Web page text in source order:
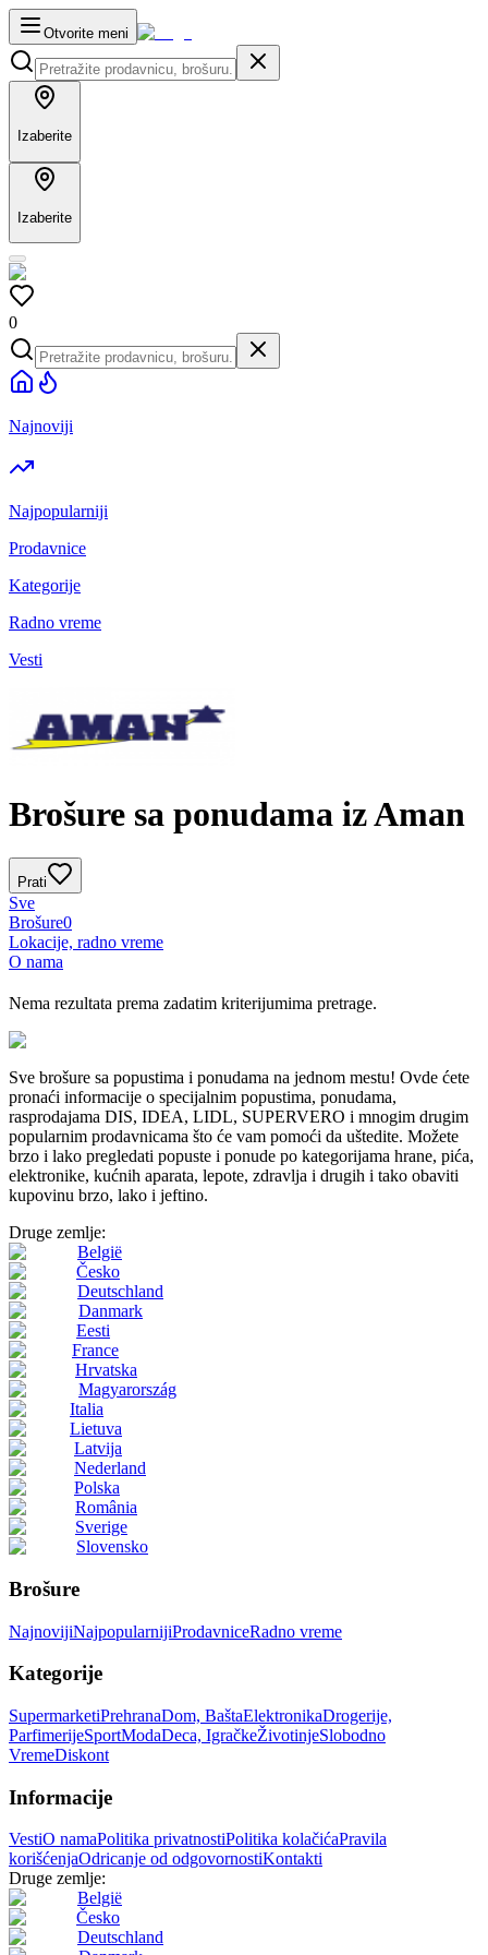
Otvorite meni
Izaberite
Izaberite
0
Najnoviji
Najpopularniji
Prodavnice
Kategorije
Radno vreme
Vesti
Brošure sa ponudama iz Aman
Prati
Sve
Brošure0
Lokacije, radno vreme
O nama
Nema rezultata prema zadatim kriterijumima pretrage.
Sve brošure sa popustima i ponudama na jednom mestu! Ovde ćete
pronaći informacije o specijalnim popustima, ponudama,
rasprodajama DIS, IDEA, LIDL, SUPERVERO i mnogim drugim
popularnim prodavnicama što će vam pomoći da uštedite. Možete
brzo i lako pregledati popuste i ponude po kategorijama hrane, pića,
elektronike, kućnih aparata, lepote, zdravlja i drugih i tako obaviti
kupovinu brzo, lako i jeftino.
Druge zemlje:
België
Česko
Deutschland
Danmark
Eesti
France
Hrvatska
Magyarország
Italia
Lietuva
Latvija
Nederland
Polska
România
Sverige
Slovensko
Brošure
NajnovijiNajpopularnijiProdavniceRadno vreme
Kategorije
SupermarketiPrehranaDom, BaštaElektronikaDrogerije,
ParfimerijeSportModaDeca, IgračkeŽivotinjeSlobodno
VremeDiskont
Informacije
VestiO namaPolitika privatnostiPolitika kolačićaPravila
korišćenjaOdricanje od odgovornostiKontakti
Druge zemlje:
België
Česko
Deutschland